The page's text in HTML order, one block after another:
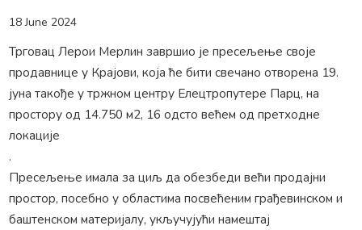
18 June 2024
Трговац Лерои Мерлин завршио је пресељење своје
продавнице у Крајови, која ће бити свечано отворена 19.
јуна такође у тржном центру Елецтропутере Парц, на
простору од 14.750 м2, 16 одсто већем од претходне
локације
.
Пресељење имала за циљ да обезбеди већи продајни
простор, посебно у областима посвећеним грађевинском и
баштенском материјалу, укључујући намештај